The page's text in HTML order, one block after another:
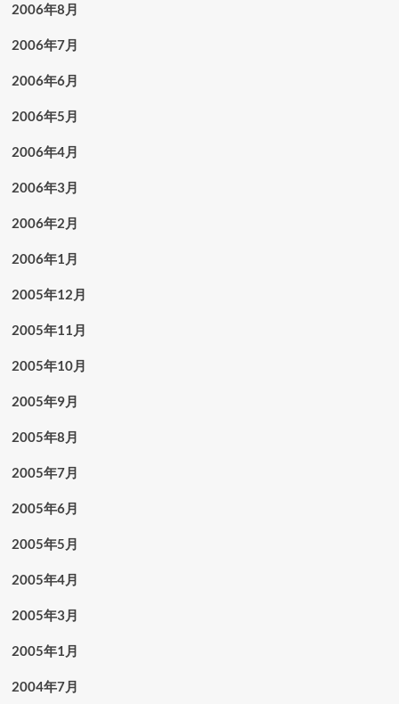
2006年8月
2006年7月
2006年6月
2006年5月
2006年4月
2006年3月
2006年2月
2006年1月
2005年12月
2005年11月
2005年10月
2005年9月
2005年8月
2005年7月
2005年6月
2005年5月
2005年4月
2005年3月
2005年1月
2004年7月